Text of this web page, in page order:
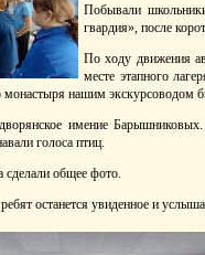
Побывали
гвардия», после
По ходу движения
месте этапного
нашим экскурсоводом
имение
голоса птиц.
общее фото.
останется увиденное и